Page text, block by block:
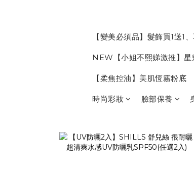
【變美必須品】髮飾買1送1
NEW【小姐不熙娣激推】
【柔焦控油】美肌恆霧粉底
時尚彩妝 臉部保養